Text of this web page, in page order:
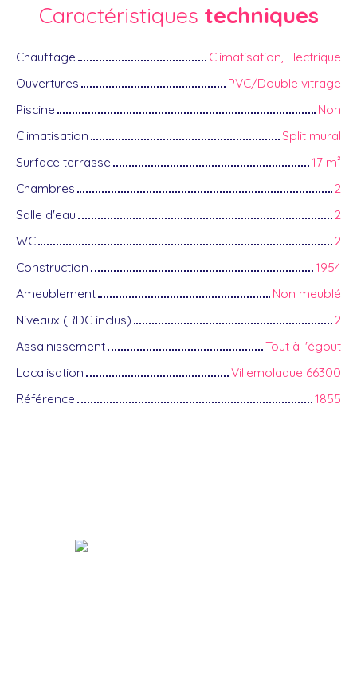
Caractéristiques techniques
Chauffage
Climatisation, Electrique
Ouvertures
PVC/Double vitrage
Piscine
Non
Climatisation
Split mural
Surface terrasse
17 m²
Chambres
2
Salle d'eau
2
WC
2
Construction
1954
Ameublement
Non meublé
Niveaux (RDC inclus)
2
Assainissement
Tout à l'égout
Localisation
Villemolaque 66300
Référence
1855